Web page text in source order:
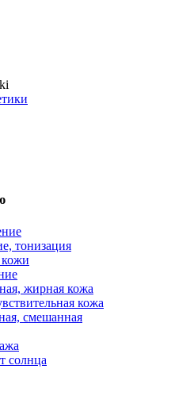
косметики
тонизация
жирная кожа
кожа
смешанная
солнца